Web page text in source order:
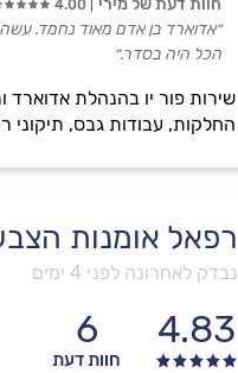
שירות פור יו בהנהלת
החלקות, עבודות גבס, תיקוני
חוות דעת של מירי 4.00
״אדוארד בן אדם מאוד נחמד.
הכל היה בסדר.״
רפאל אומנות
נבדק לאחרונה לפני 4 ימים
4.83
6
חוות דעת